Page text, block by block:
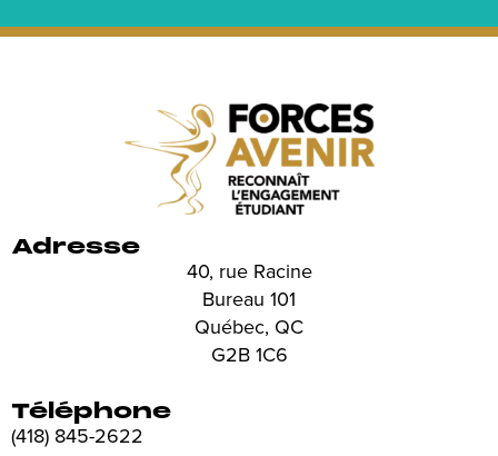
Adresse
40, rue Racine
Bureau 101
Québec, QC
G2B 1C6
Téléphone
(418) 845-2622